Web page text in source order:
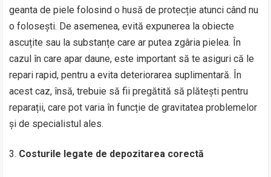
geanta de piele folosind o husă de protecție atunci când nu
o folosești. De asemenea, evită expunerea la obiecte
ascuțite sau la substanțe care ar putea zgâria pielea. În
cazul în care apar daune, este important să te asiguri că le
repari rapid, pentru a evita deteriorarea suplimentară. În
acest caz, însă, trebuie să fii pregătită să plătești pentru
reparații, care pot varia în funcție de gravitatea problemelor
și de specialistul ales.
Costurile legate de depozitarea corectă